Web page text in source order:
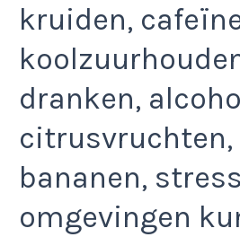
kruiden,
dranken,
bananen,
omgevingen